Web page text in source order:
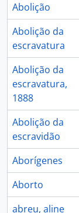
Abolição
Abolição da
escravatura
Abolição da
escravatura,
1888
Abolição da
escravidão
Aborígenes
Aborto
abreu, aline